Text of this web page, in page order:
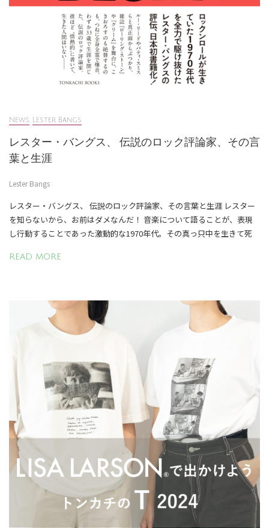
News, Lester Bangs
レスター・バングス、 伝説のロック評論家、その言
葉と生涯
Lester Bangs
レスター・バングス、 伝説のロック評論家、その言葉と生涯 レスター
を知らないから、お前はダメなんだ！ 音楽について語ることが、表現
し行動することであった激動的な1970年代。その真っ只中を生きて死
READ MORE